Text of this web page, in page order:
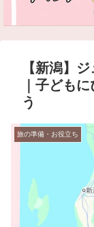
【新潟】
｜子ども
う
旅の準備・お役立ち